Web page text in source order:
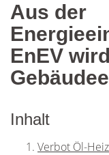
Aus der
EnEV
Inhalt
Verbot Öl-